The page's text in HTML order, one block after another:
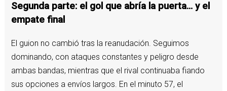
Segunda parte: el gol que abría la puerta… y el
empate final
El guion no cambió tras la reanudación. Seguimos
dominando, con ataques constantes y peligro desde
ambas bandas, mientras que el rival continuaba fiando
sus opciones a envíos largos. En el minuto 57, el